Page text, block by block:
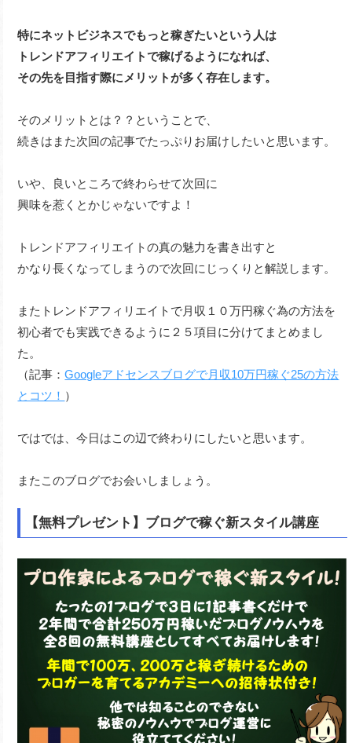
特にネットビジネスでもっと稼ぎたいという人は
トレンドアフィリエイトで稼げるようになれば、
その先を目指す際にメリットが多く存在します。
そのメリットとは？？ということで、
続きはまた次回の記事でたっぷりお届けしたいと思います。
いや、良いところで終わらせて次回に
興味を惹くとかじゃないですよ！
トレンドアフィリエイトの真の魅力を書き出すと
かなり長くなってしまうので次回にじっくりと解説します。
またトレンドアフィリエイトで月収１０万円稼ぐ為の方法を
初心者でも実践できるように２５項目に分けてまとめまし
た。
（記事：Googleアドセンスブログで月収10万円稼ぐ25の方法
とコツ！ ）
ではでは、今日はこの辺で終わりにしたいと思います。
またこのブログでお会いしましょう。
【無料プレゼント】ブログで稼ぐ新スタイル講座